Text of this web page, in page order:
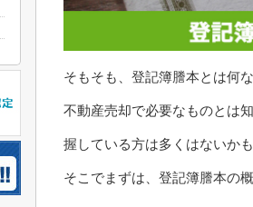
そもそも、登記簿謄本とは何
不動産売却で必要なものとは
握している方は多くはないかも
そこでまずは、登記簿謄本の